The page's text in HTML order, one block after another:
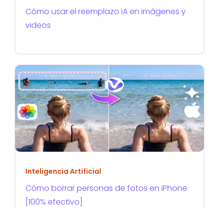
Cómo usar el reemplazo IA en imágenes y
videos
Inteligencia Artificial
Cómo borrar personas de fotos en iPhone
[100% efectivo]